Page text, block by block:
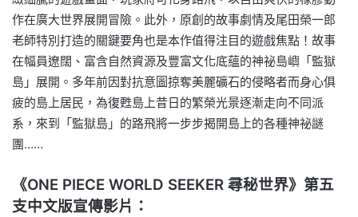
作在廣大世界展開冒險。此外，原創的故事劇情及尾田榮一郎
老師特別打造的關鍵要角也是本作值得注目的遊戲焦點！故事
在幅員遼闊、富含自然資源及豐富文化底蘊的神祕島嶼「監獄
島」展開。多年前因對抗意圖掠奪美麗礦石的侵略者而身心俱
疲的島上居民，為復甦島上昔日的繁榮光景逐漸走向不同派
系，來到「監獄島」的路飛將一步步揭開島上的各種神祕謎
團……
《ONE PIECE WORLD SEEKER 尋秘世界》第五
支中文版宣傳影片：